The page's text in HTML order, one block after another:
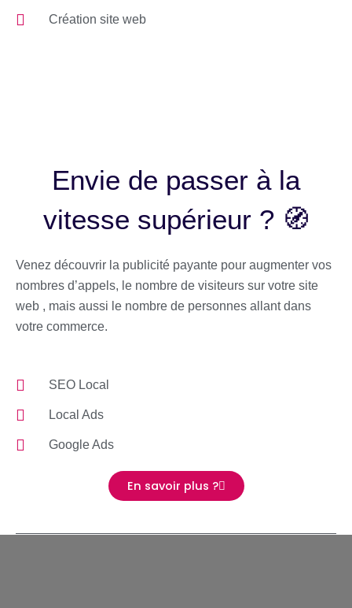
Création site web
Envie de passer à la
vitesse supérieur ? 🧭
Venez découvrir la publicité payante pour augmenter vos
nombres d’appels, le nombre de visiteurs sur votre site
web , mais aussi le nombre de personnes allant dans
votre commerce.
SEO Local
Local Ads
Google Ads
En savoir plus ?